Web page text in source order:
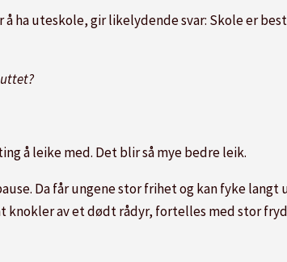
ha uteskole, gir likelydende svar: Skole er
å leike med. Det blir så mye bedre leik.
Da får ungene stor frihet og kan fyke
knokler av et dødt rådyr, fortelles med stor